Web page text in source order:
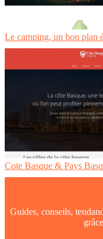
Le camping, un bon plan
Cote Basque & Pays
Guides, conseils,